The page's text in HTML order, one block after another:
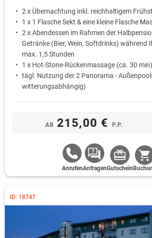
2 x Übernachtung inkl. reichhaltigem
1 x 1 Flasche Sekt & eine kleine Flasche
2 x Abendessen im Rahmen der
Getränke (Bier, Wein, Softdrinks) während
max. 1,5 Stunden
1 x Hot-Stone-Rückenmassage (ca. 30
tägl. Nutzung der 2 Panorama -
witterungsabhängig)
AB 215,00 € P.P.
AnrufenAnfragenGutschein
ID: 18747